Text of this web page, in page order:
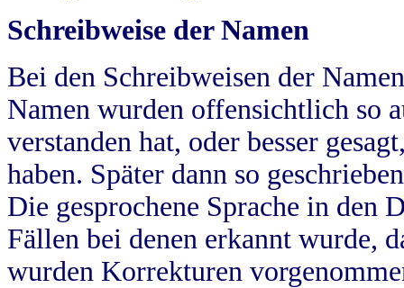
Schreibweise der Namen
Bei den Schreibweisen der
Namen wurden offensichtlich so
verstanden hat, oder besser
haben. Später dann so
Die gesprochene Sprache in
Fällen bei denen erkannt wurde,
wurden Korrekturen